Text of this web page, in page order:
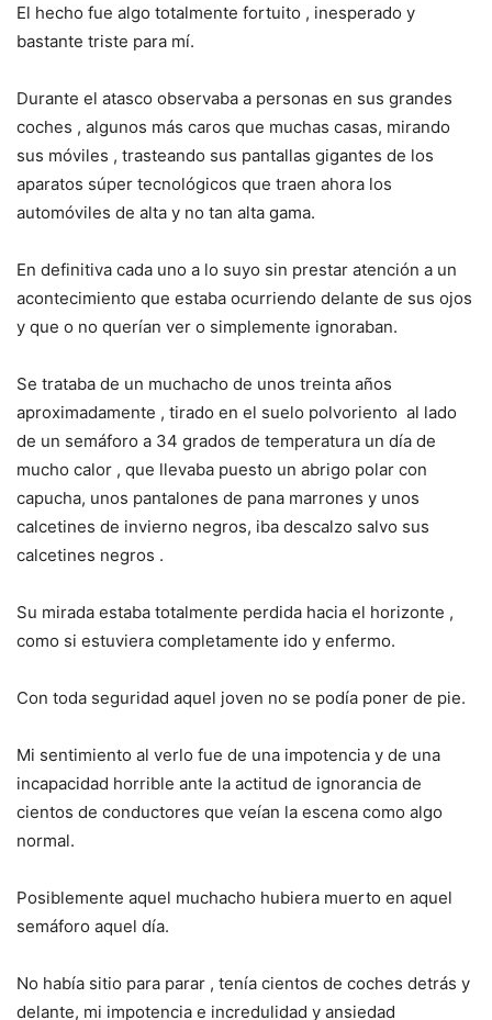
El hecho fue algo totalmente fortuito , inesperado y
bastante triste para mí.
Durante el atasco observaba a personas en sus grandes
coches , algunos más caros que muchas casas, mirando
sus móviles , trasteando sus pantallas gigantes de los
aparatos súper tecnológicos que traen ahora los
automóviles de alta y no tan alta gama.
En definitiva cada uno a lo suyo sin prestar atención a un
acontecimiento que estaba ocurriendo delante de sus ojos
y que o no querían ver o simplemente ignoraban.
Se trataba de un muchacho de unos treinta años
aproximadamente , tirado en el suelo polvoriento al lado
de un semáforo a 34 grados de temperatura un día de
mucho calor , que llevaba puesto un abrigo polar con
capucha, unos pantalones de pana marrones y unos
calcetines de invierno negros, iba descalzo salvo sus
calcetines negros .
Su mirada estaba totalmente perdida hacia el horizonte ,
como si estuviera completamente ido y enfermo.
Con toda seguridad aquel joven no se podía poner de pie.
Mi sentimiento al verlo fue de una impotencia y de una
incapacidad horrible ante la actitud de ignorancia de
cientos de conductores que veían la escena como algo
normal.
Posiblemente aquel muchacho hubiera muerto en aquel
semáforo aquel día.
No había sitio para parar , tenía cientos de coches detrás y
delante, mi impotencia e incredulidad y ansiedad